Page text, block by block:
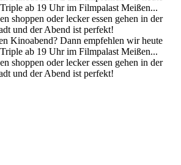
ab 19 Uhr im Filmpalast Meißen...
shoppen oder lecker essen gehen in der
und der Abend ist perfekt!
Kinoabend? Dann empfehlen wir heute
ab 19 Uhr im Filmpalast Meißen...
shoppen oder lecker essen gehen in der
und der Abend ist perfekt!